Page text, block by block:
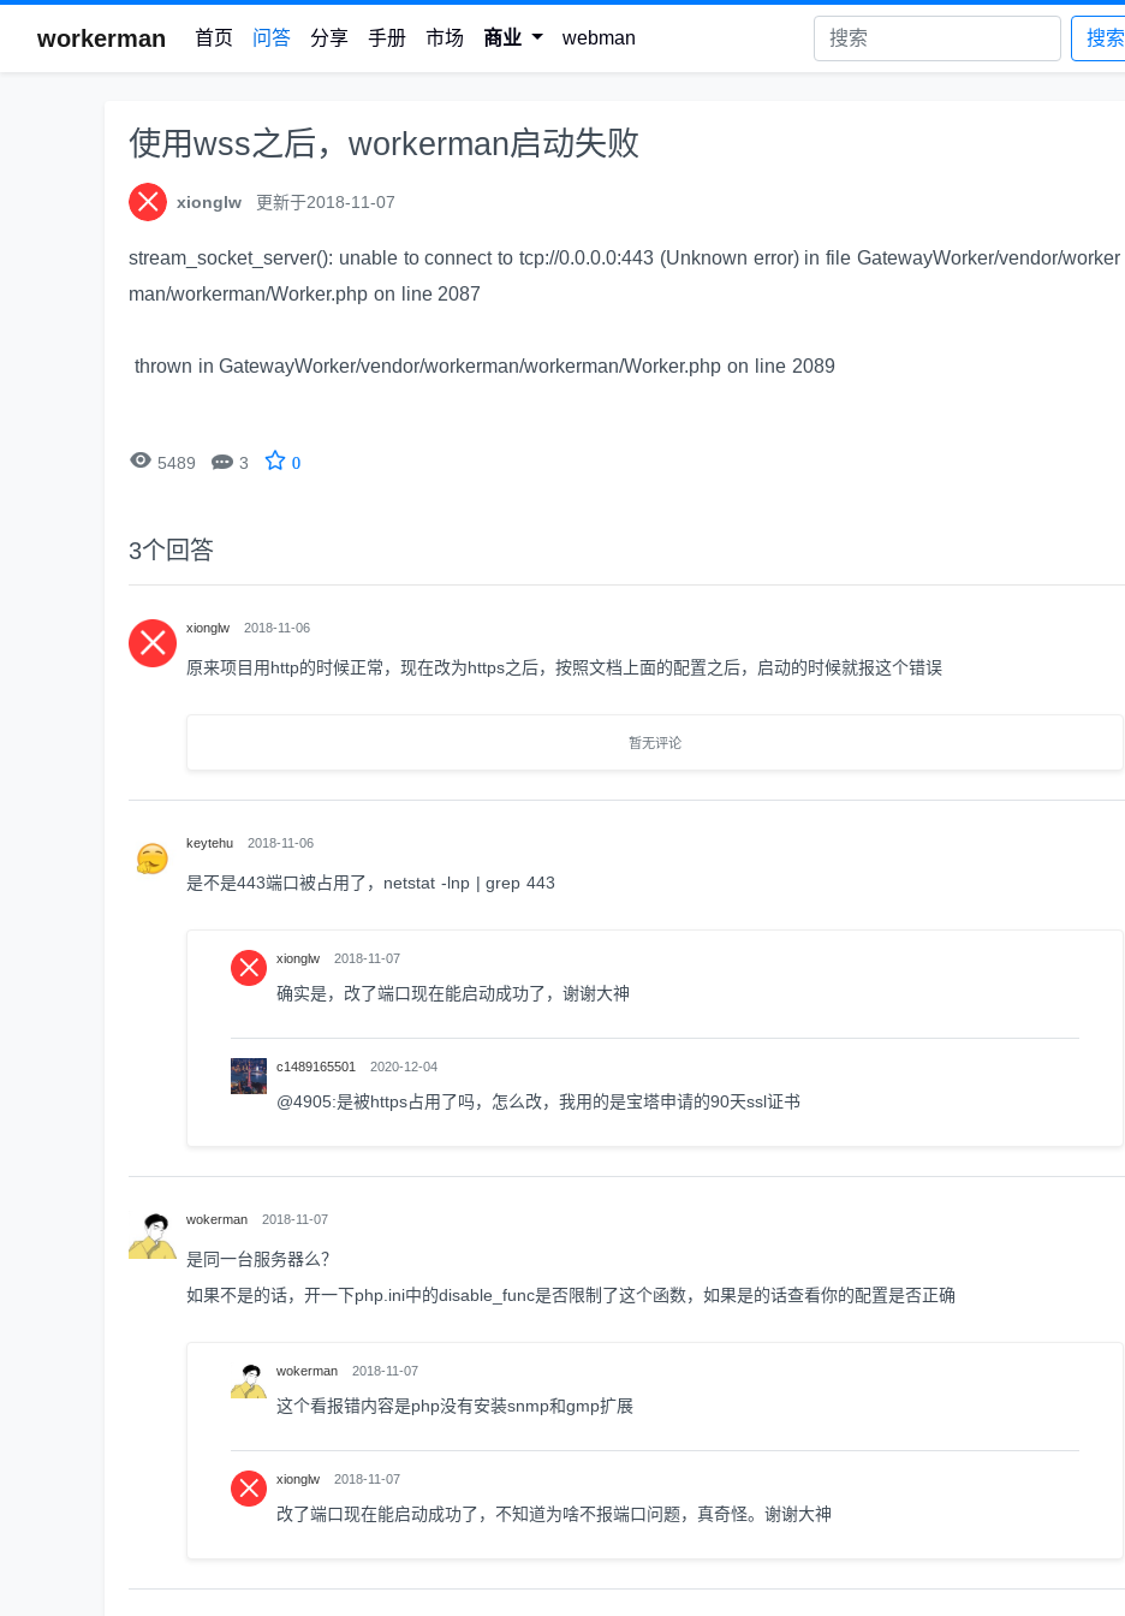
workerman 首页 问答 分享 手册 市场 商业 webman 搜索
使用wss之后，workerman启动失败
xionglw 更新于2018-11-07
stream_socket_server(): unable to connect to tcp://0.0.0.0:443 (Unknown error) in file GatewayWorker/vendor/worker
man/workerman/Worker.php on line 2087
thrown in GatewayWorker/vendor/workerman/workerman/Worker.php on line 2089
 5489  3 0
3个回答
xionglw 2018-11-06
原来项目用http的时候正常，现在改为https之后，按照文档上面的配置之后，启动的时候就报这个错误
暂无评论
keytehu 2018-11-06
是不是443端口被占用了，netstat -lnp | grep 443
xionglw 2018-11-07
确实是，改了端口现在能启动成功了，谢谢大神
c1489165501 2020-12-04
@4905:是被https占用了吗，怎么改，我用的是宝塔申请的90天ssl证书
wokerman 2018-11-07
是同一台服务器么？
如果不是的话，开一下php.ini中的disable_func是否限制了这个函数，如果是的话查看你的配置是否正确
wokerman 2018-11-07
这个看报错内容是php没有安装snmp和gmp扩展
xionglw 2018-11-07
改了端口现在能启动成功了，不知道为啥不报端口问题，真奇怪。谢谢大神